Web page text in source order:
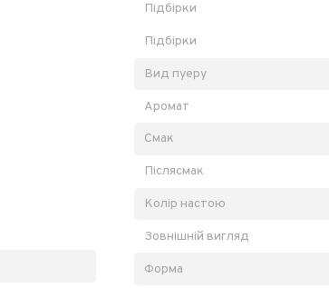
Підбірки
Підбірки
Вид пуеру
Аромат
Смак
Післясмак
Колір настою
Зовнішній вигляд
Форма